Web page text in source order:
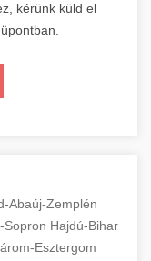
kérünk küld el
Abaúj-Zemplén
Sopron Hajdú-Bihar
Esztergom